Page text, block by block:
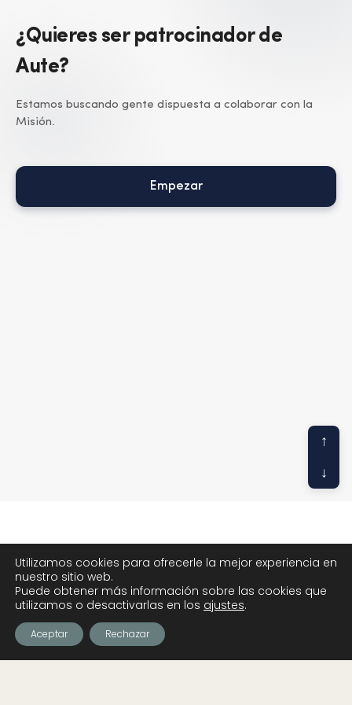
¿Quieres ser patrocinador de
Aute?
Estamos buscando gente dispuesta a colaborar con la
Misión.
Empezar
↑
↓
Contacto
Utilizamos cookies para ofrecerle la mejor experiencia en
nuestro sitio web.
Puede obtener más información sobre las cookies que
utilizamos o desactivarlas en los ajustes.
Aceptar Rechazar